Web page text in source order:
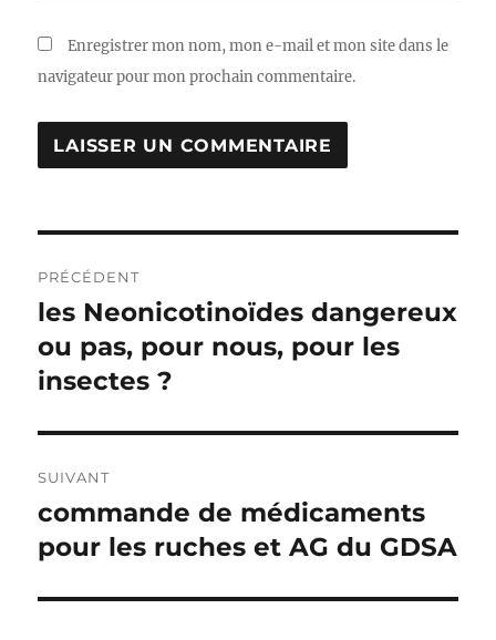
Enregistrer mon nom, mon e-mail et mon site dans le
navigateur pour mon prochain commentaire.
de
l’article
PRÉCÉDENT
Publication
précédente :
les Neonicotinoïdes dangereux
ou pas, pour nous, pour les
insectes ?
SUIVANT
Publication
suivante :
commande de médicaments
pour les ruches et AG du GDSA